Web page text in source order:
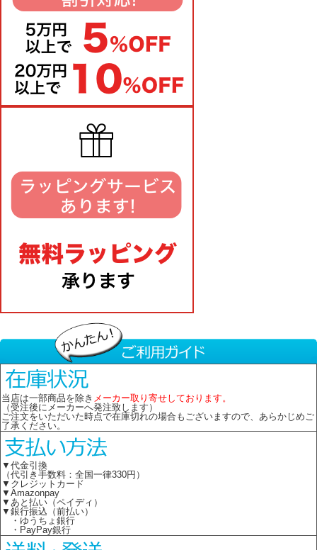
当店は一部商品を除き メーカー取り寄せしております。
（受注後にメーカーへ発注致します）
ご注文をいただいた時点で在庫切れの場合もございますので、あらかじめご
了承ください。
▼代金引換
（代引き手数料：全国一律330円）
▼クレジットカード
▼Amazonpay
▼あと払い（ペイディ）
▼銀行振込（前払い）
・ゆうちょ銀行
・PayPay銀行